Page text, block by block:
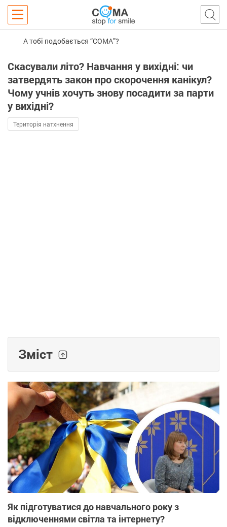
А тобі подобається “COMA”?
Скасували літо? Навчання у вихідні: чи
затвердять закон про скорочення канікул?
Чому учнів хочуть знову посадити за парти
у вихідні?
Територія натхнення
Зміст
Як підготуватися до навчального року з
відключеннями світла та інтернету?